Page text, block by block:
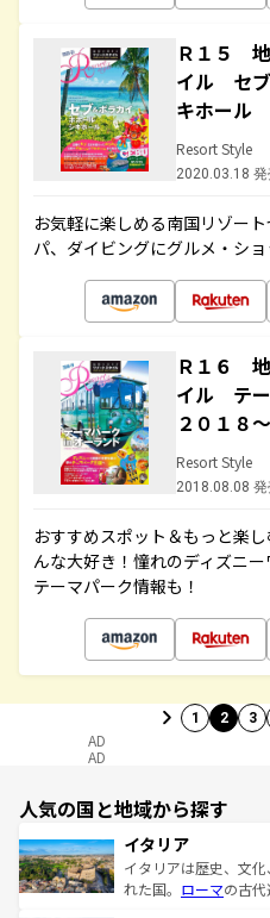
Ｒ１５
イル セ
キホール
Resort Style
2020.03.18
お気軽に楽しめる南国リゾー
パ、ダイビングにグルメ・シ
Ｒ１６
イル テ
２０１８
Resort Style
2018.08.08
おすすめスポット＆もっと楽
んな大好き！憧れのディズニ
テーマパーク情報も！
1 2 3
AD
AD
人気の国と地域から探す
イタリア
イタリアは歴史、文
れた国。 ローマの古